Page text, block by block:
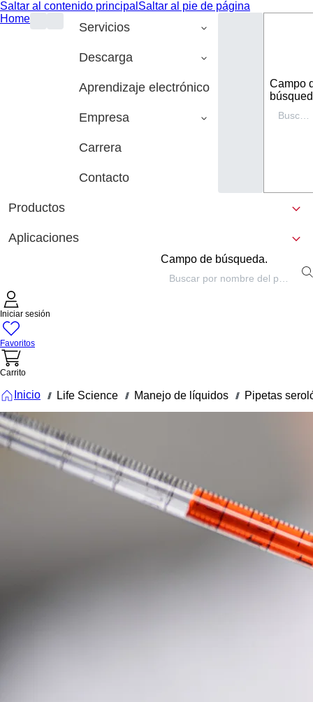
Saltar al contenido principal Saltar al pie de página
Home
Servicios
Descarga
Aprendizaje electrónico
Empresa
Carrera
Contacto
Campo
Productos
Aplicaciones
Campo de búsqueda.
Iniciar sesión
Favoritos
Carrito
Inicio /// Life Science /// Manejo de líquidos /// Pipetas